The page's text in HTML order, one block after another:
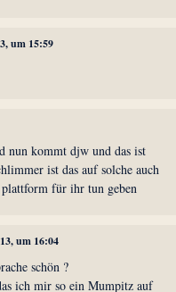
um 15:59
nun kommt djw und das ist
ist das auf solche auch
für ihr tun geben
um 16:04
schön ?
ich mir so ein Mumpitz auf